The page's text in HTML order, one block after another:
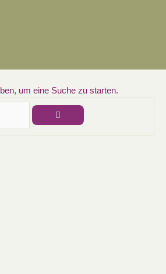
um eine Suche zu starten.